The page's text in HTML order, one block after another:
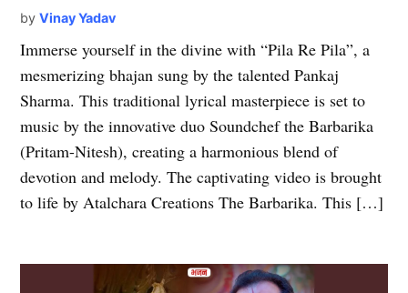
by Vinay Yadav
Immerse yourself in the divine with “Pila Re Pila”, a
mesmerizing bhajan sung by the talented Pankaj
Sharma. This traditional lyrical masterpiece is set to
music by the innovative duo Soundchef the Barbarika
(Pritam-Nitesh), creating a harmonious blend of
devotion and melody. The captivating video is brought
to life by Atalchara Creations The Barbarika. This […]